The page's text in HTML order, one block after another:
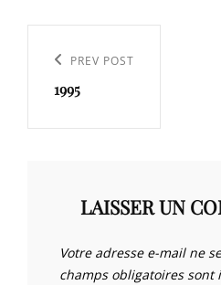
l’article
Previous
Post
PREV POST
1995
LAISSER UN
Votre adresse e-mail ne
champs obligatoires sont